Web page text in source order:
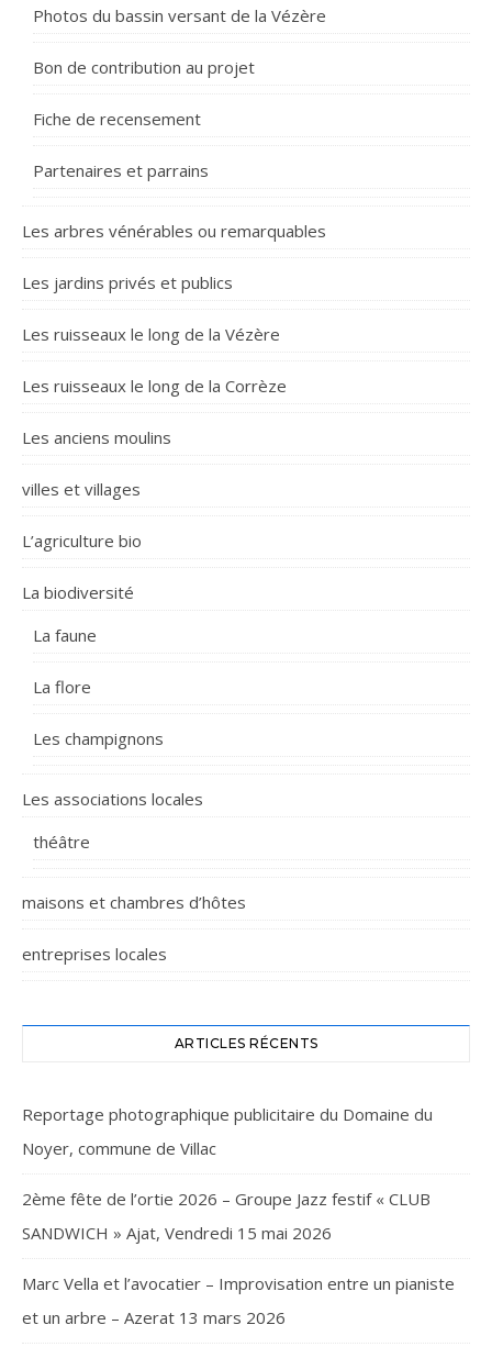
Photos du bassin versant de la Vézère
Bon de contribution au projet
Fiche de recensement
Partenaires et parrains
Les arbres vénérables ou remarquables
Les jardins privés et publics
Les ruisseaux le long de la Vézère
Les ruisseaux le long de la Corrèze
Les anciens moulins
villes et villages
L’agriculture bio
La biodiversité
La faune
La flore
Les champignons
Les associations locales
théâtre
maisons et chambres d’hôtes
entreprises locales
ARTICLES RÉCENTS
Reportage photographique publicitaire du Domaine du
Noyer, commune de Villac
2ème fête de l’ortie 2026 – Groupe Jazz festif « CLUB
SANDWICH » Ajat, Vendredi 15 mai 2026
Marc Vella et l’avocatier – Improvisation entre un pianiste
et un arbre – Azerat 13 mars 2026